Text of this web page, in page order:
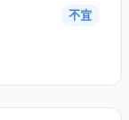
不宜